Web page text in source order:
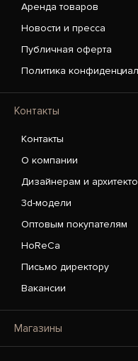
Аренда товаров
Новости и пресса
Публичная оферта
Политика
Контакты
Контакты
О компании
Дизайнерам и
3d-модели
Оптовым покупателям
HoReCa
Письмо директору
Вакансии
Магазины